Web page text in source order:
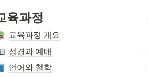
육과정
교육과정 개요
성경과 예배
언어와 철학